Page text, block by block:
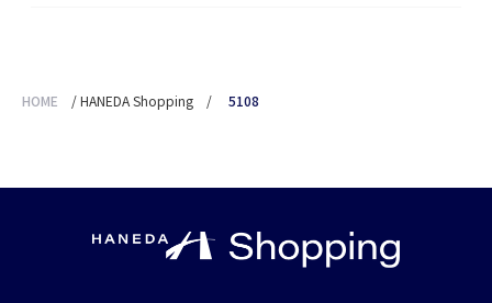
HOME /HANEDA Shopping / 5108